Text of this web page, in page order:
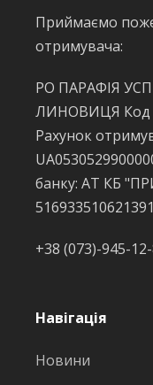
Приймаємо
отримувача:
РО ПАРАФІЯ
ЛИНОВИЦЯ Код
Рахунок
банку: АТ КБ
+38 (073)-945-
Навігація
Новини